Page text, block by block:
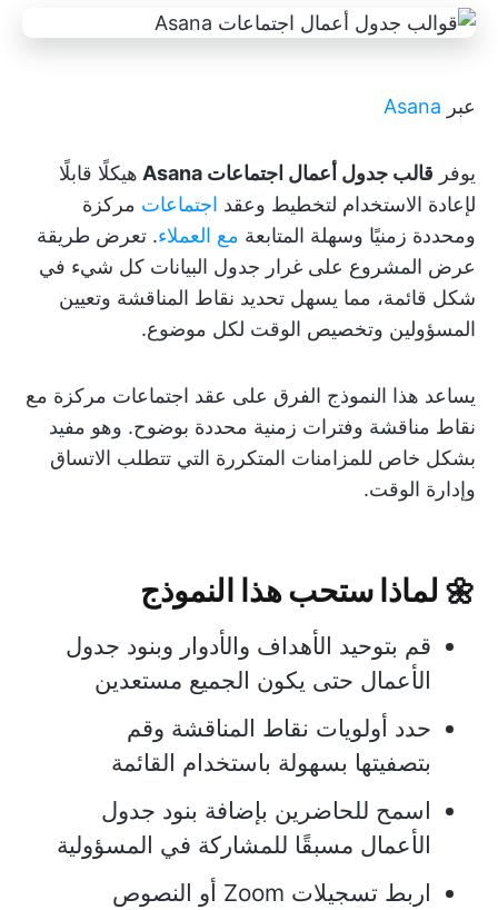
عبر Asana
يوفر قالب جدول أعمال اجتماعات Asana
هيكلًا قابلًا
لإعادة الاستخدام لتخطيط وعقد اجتماعات مركزة
ومحددة زمنيًا وسهلة المتابعة مع العملاء. تعرض طريقة
عرض المشروع على غرار جدول البيانات كل شيء في
شكل قائمة، مما يسهل تحديد نقاط المناقشة وتعيين
المسؤولين وتخصيص الوقت لكل موضوع.
يساعد هذا النموذج الفرق على عقد اجتماعات مركزة مع
نقاط مناقشة وفترات زمنية محددة بوضوح. وهو مفيد
بشكل خاص للمزامنات المتكررة التي تتطلب الاتساق
وإدارة الوقت.
🌼 لماذا ستحب هذا النموذج
قم بتوحيد الأهداف والأدوار وبنود جدول
الأعمال حتى يكون الجميع مستعدين
حدد أولويات نقاط المناقشة وقم
بتصفيتها بسهولة باستخدام القائمة
اسمح للحاضرين بإضافة بنود جدول
الأعمال مسبقًا للمشاركة في المسؤولية
اربط تسجيلات Zoom أو النصوص